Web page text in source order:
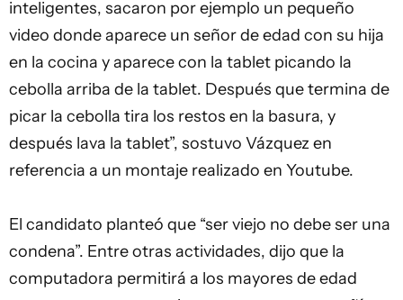
inteligentes, sacaron por ejemplo un pequeño
video donde aparece un señor de edad con su hija
en la cocina y aparece con la tablet picando la
cebolla arriba de la tablet. Después que termina de
picar la cebolla tira los restos en la basura, y
después lava la tablet”, sostuvo Vázquez en
referencia a un montaje realizado en Youtube.
El candidato planteó que “ser viejo no debe ser una
condena”. Entre otras actividades, dijo que la
computadora permitirá a los mayores de edad